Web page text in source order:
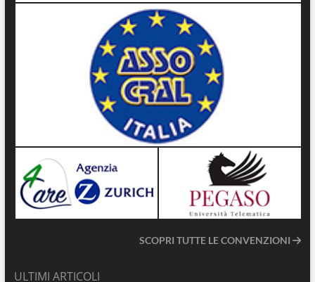
SCOPRI TUTTE LE CONVENZIONI
ULTIMI ARTICOLI